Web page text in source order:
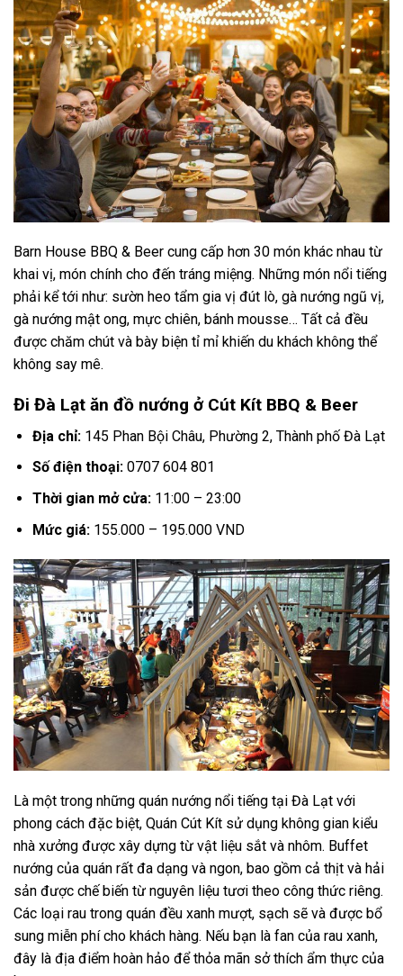
Barn House BBQ & Beer cung cấp hơn 30 món khác nhau từ
khai vị, món chính cho đến tráng miệng. Những món nổi tiếng
phải kể tới như: sườn heo tẩm gia vị đút lò, gà nướng ngũ vị,
gà nướng mật ong, mực chiên, bánh mousse… Tất cả đều
được chăm chút và bày biện tỉ mỉ khiến du khách không thể
không say mê.
Đi Đà Lạt ăn đồ nướng ở Cút Kít BBQ & Beer
Địa chỉ:145 Phan Bội Châu, Phường 2, Thành phố Đà Lạt
Số điện thoại:0707 604 801
Thời gian mở cửa:11:00 – 23:00
Mức giá:155.000 – 195.000 VND
Là một trong những quán nướng nổi tiếng tại Đà Lạt với
phong cách đặc biệt, Quán Cút Kít sử dụng không gian kiểu
nhà xưởng được xây dựng từ vật liệu sắt và nhôm. Buffet
nướng của quán rất đa dạng và ngon, bao gồm cả thịt và hải
sản được chế biến từ nguyên liệu tươi theo công thức riêng.
Các loại rau trong quán đều xanh mượt, sạch sẽ và được bổ
sung miễn phí cho khách hàng. Nếu bạn là fan của rau xanh,
đây là địa điểm hoàn hảo để thỏa mãn sở thích ẩm thực của